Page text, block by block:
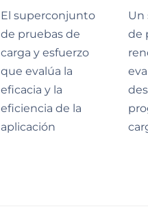
El superconjunto
de pruebas de
carga y esfuerzo
que evalúa la
eficacia y la
eficiencia de la
aplicación
Un
de